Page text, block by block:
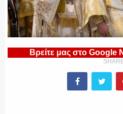
ΥΑΤ/ΥΜΕΤ
Βρείτε μας στο